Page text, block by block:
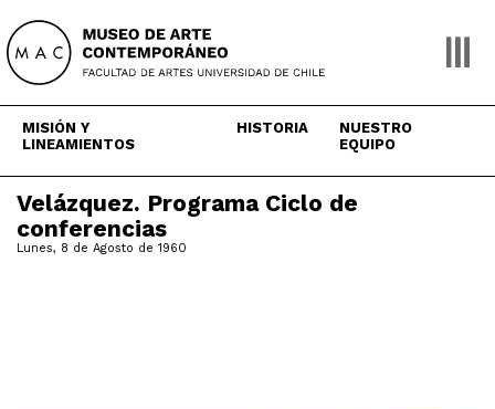
content
MISIÓN Y
LINEAMIENTOS
HISTORIA
NUESTRO
EQUIPO
Velázquez. Programa Ciclo de
conferencias
Lunes, 8 de Agosto de 1960